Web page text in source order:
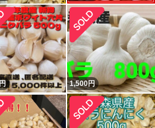
1,500円